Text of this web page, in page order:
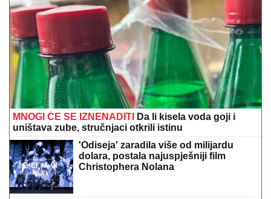
MNOGI ĆE SE IZNENADITI
Da li kisela voda goji i
uništava zube, stručnjaci otkrili istinu
'Odiseja' zaradila više od milijardu
dolara, postala najuspješniji film
Christophera Nolana